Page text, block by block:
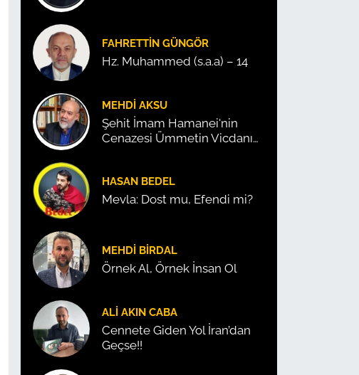
FAHRETTIN GÜNGÖR
Hz. Muhammed (s.a.a) – 14
MEHDI AKSU
Şehit İmam Hamanei'nin
Cenazesi Ümmetin Vicdanını
HASAN BEDEL
Mevla: Dost mu, Efendi mi?
MEHDI BIRDAL
Örnek Al, Örnek İnsan Ol
ALI AKIN CABA
Cennete Giden Yol İran’dan
Geçse!!